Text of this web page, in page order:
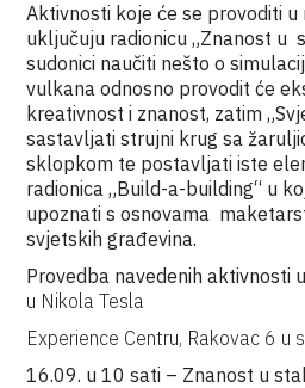
Aktivnosti koje će se provoditi u
uključuju radionicu „Znanost u
sudonici naučiti nešto o
vulkana odnosno provodit će
kreativnost i znanost, zatim
sastavljati strujni krug sa
sklopkom te postavljati iste
radionica „Build-a-building“ u
upoznati s osnovama
svjetskih građevina.
Provedba navedenih aktivnosti u
u Nikola Tesla
Experience Centru, Rakovac 6 u
16.09. u 10 sati – Znanost u